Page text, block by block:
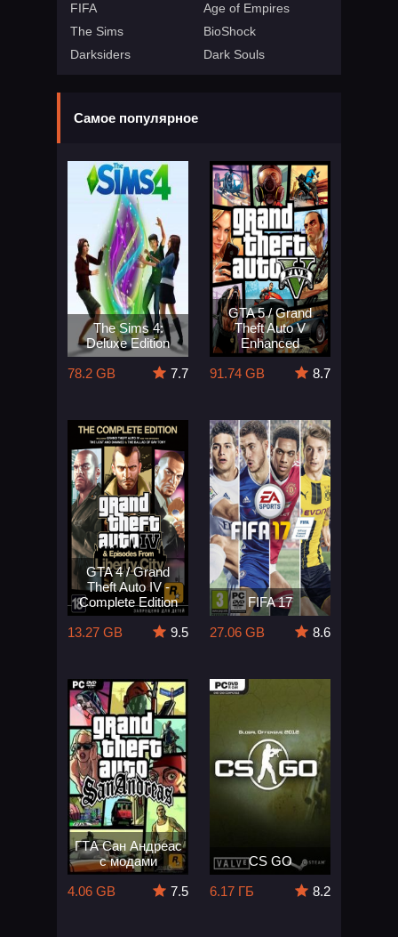
FIFA
Age of Empires
The Sims
BioShock
Darksiders
Dark Souls
Самое популярное
The Sims 4:
Deluxe Edition
78.2 GB
7.7
GTA 5 / Grand
Theft Auto V
Enhanced
91.74 GB
8.7
GTA 4 / Grand
Theft Auto IV -
Complete Edition
13.27 GB
9.5
FIFA 17
27.06 GB
8.6
ГТА Сан Андреас
с модами
4.06 GB
7.5
CS GO
6.17 ГБ
8.2